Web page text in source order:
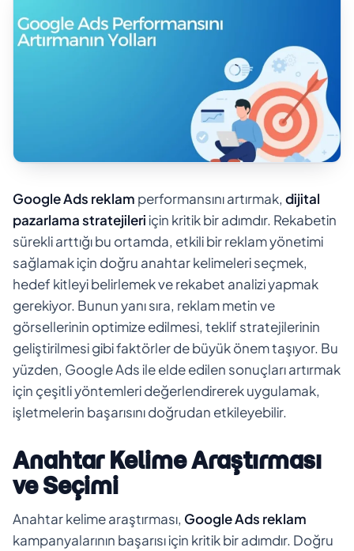
Google Ads reklam performansını artırmak, dijital
pazarlama stratejileriiçin kritik bir adımdır. Rekabetin
sürekli arttığı bu ortamda, etkili bir reklam yönetimi
sağlamak için doğru anahtar kelimeleri seçmek,
hedef kitleyi belirlemek ve rekabet analizi yapmak
gerekiyor. Bunun yanı sıra, reklam metin ve
görsellerinin optimize edilmesi, teklif stratejilerinin
geliştirilmesi gibi faktörler de büyük önem taşıyor. Bu
yüzden, Google Ads ile elde edilen sonuçları artırmak
için çeşitli yöntemleri değerlendirerek uygulamak,
işletmelerin başarısını doğrudan etkileyebilir.
Anahtar Kelime Araştırması
ve Seçimi
Anahtar kelime araştırması, Google Ads reklam
kampanyalarının başarısı için kritik bir adımdır. Doğru